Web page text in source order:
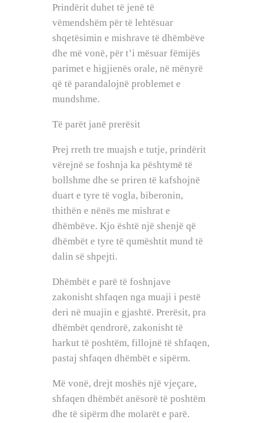
Prindërit duhet të jenë të
vëmendshëm për të lehtësuar
shqetësimin e mishrave të dhëmbëve
dhe më vonë, për t’i mësuar fëmijës
parimet e higjienës orale, në mënyrë
që të parandalojnë problemet e
mundshme.
Të parët janë prerësit
Prej rreth tre muajsh e tutje, prindërit
vërejnë se foshnja ka pështymë të
bollshme dhe se priren të kafshojnë
duart e tyre të vogla, biberonin,
thithën e nënës me mishrat e
dhëmbëve. Kjo është një shenjë që
dhëmbët e tyre të qumështit mund të
dalin së shpejti.
Dhëmbët e parë të foshnjave
zakonisht shfaqen nga muaji i pestë
deri në muajin e gjashtë. Prerësit, pra
dhëmbët qendrorë, zakonisht të
harkut të poshtëm, fillojnë të shfaqen,
pastaj shfaqen dhëmbët e sipërm.
Më vonë, drejt moshës një vjeçare,
shfaqen dhëmbët anësorë të poshtëm
dhe të sipërm dhe molarët e parë.